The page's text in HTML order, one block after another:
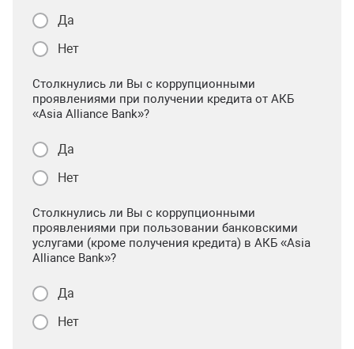
Да
Нет
Столкнулись ли Вы с коррупционными
проявлениями при получении кредита от АКБ
«Asia Alliance Bank»?
Да
Нет
Столкнулись ли Вы с коррупционными
проявлениями при пользовании банковскими
услугами (кроме получения кредита) в АКБ «Asia
Alliance Bank»?
Да
Нет